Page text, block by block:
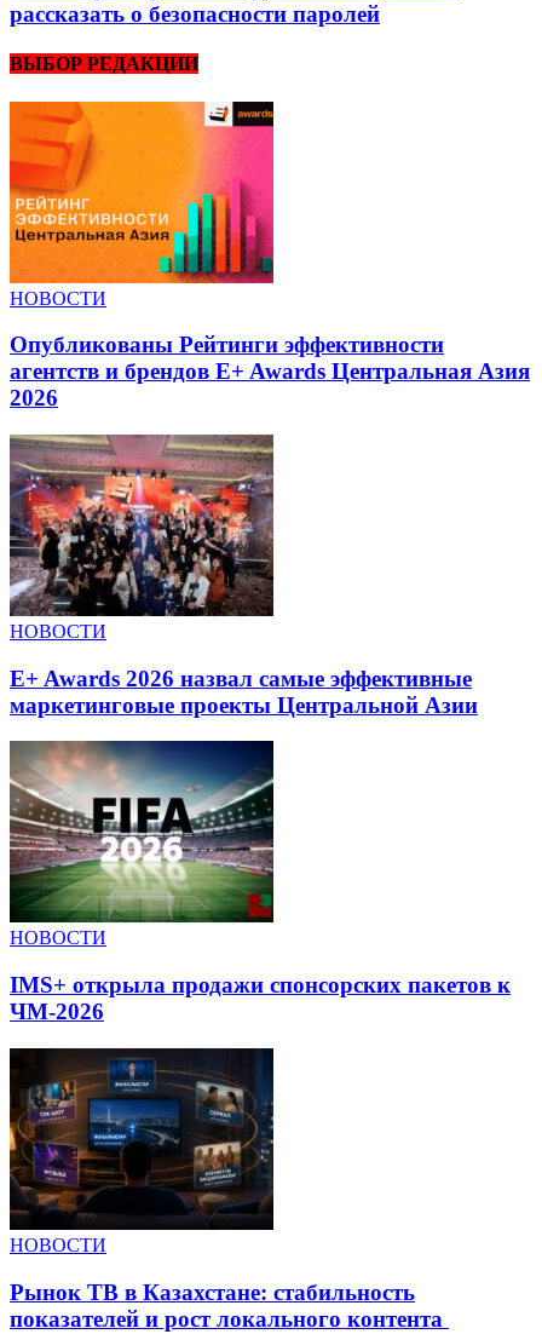
рассказать о безопасности паролей
ВЫБОР РЕДАКЦИИ
НОВОСТИ
Опубликованы Рейтинги эффективности
агентств и брендов E+ Awards Центральная Азия
2026
НОВОСТИ
E+ Awards 2026 назвал самые эффективные
маркетинговые проекты Центральной Азии
НОВОСТИ
IMS+ открыла продажи спонсорских пакетов к
ЧМ-2026
НОВОСТИ
Рынок ТВ в Казахстане: стабильность
показателей и рост локального контента